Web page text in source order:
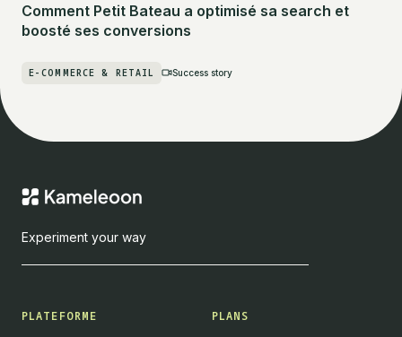
Comment Petit Bateau a optimisé sa search et
boosté ses conversions
E-COMMERCE & RETAIL Success story
Experiment your way
PLATEFORME PLANS